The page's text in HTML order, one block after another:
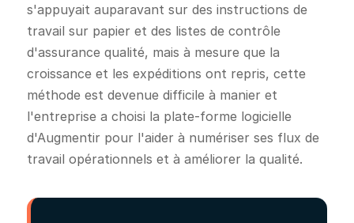
s'appuyait auparavant sur des instructions de
travail sur papier et des listes de contrôle
d'assurance qualité, mais à mesure que la
croissance et les expéditions ont repris, cette
méthode est devenue difficile à manier et
l'entreprise a choisi la plate-forme logicielle
d'Augmentir pour l'aider à numériser ses flux de
travail opérationnels et à améliorer la qualité.